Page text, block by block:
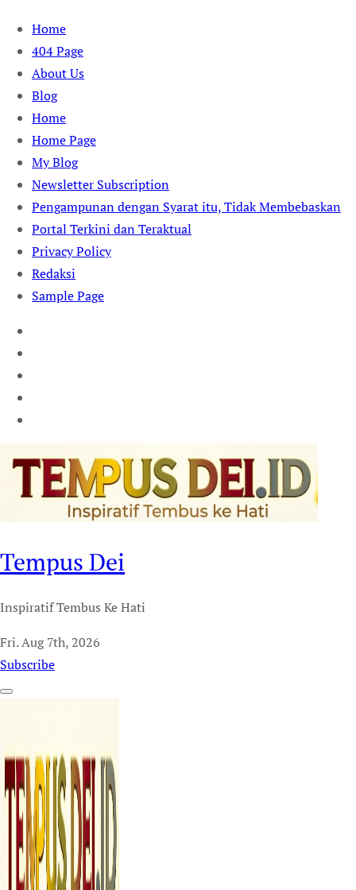
Skip
content
Home
404 Page
About Us
Blog
Home
Home Page
My Blog
Newsletter Subscription
Pengampunan dengan Syarat itu, Tidak Membebaskan
Portal Terkini dan Teraktual
Privacy Policy
Redaksi
Sample Page
Tempus Dei
Inspiratif Tembus Ke Hati
Fri. Aug 7th, 2026
Subscribe